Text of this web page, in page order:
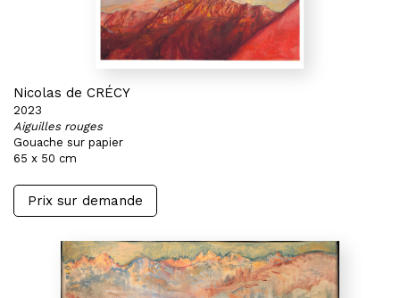
Nicolas de CRÉCY
2023
Aiguilles rouges
Gouache sur papier
65 x 50 cm
Prix sur demande